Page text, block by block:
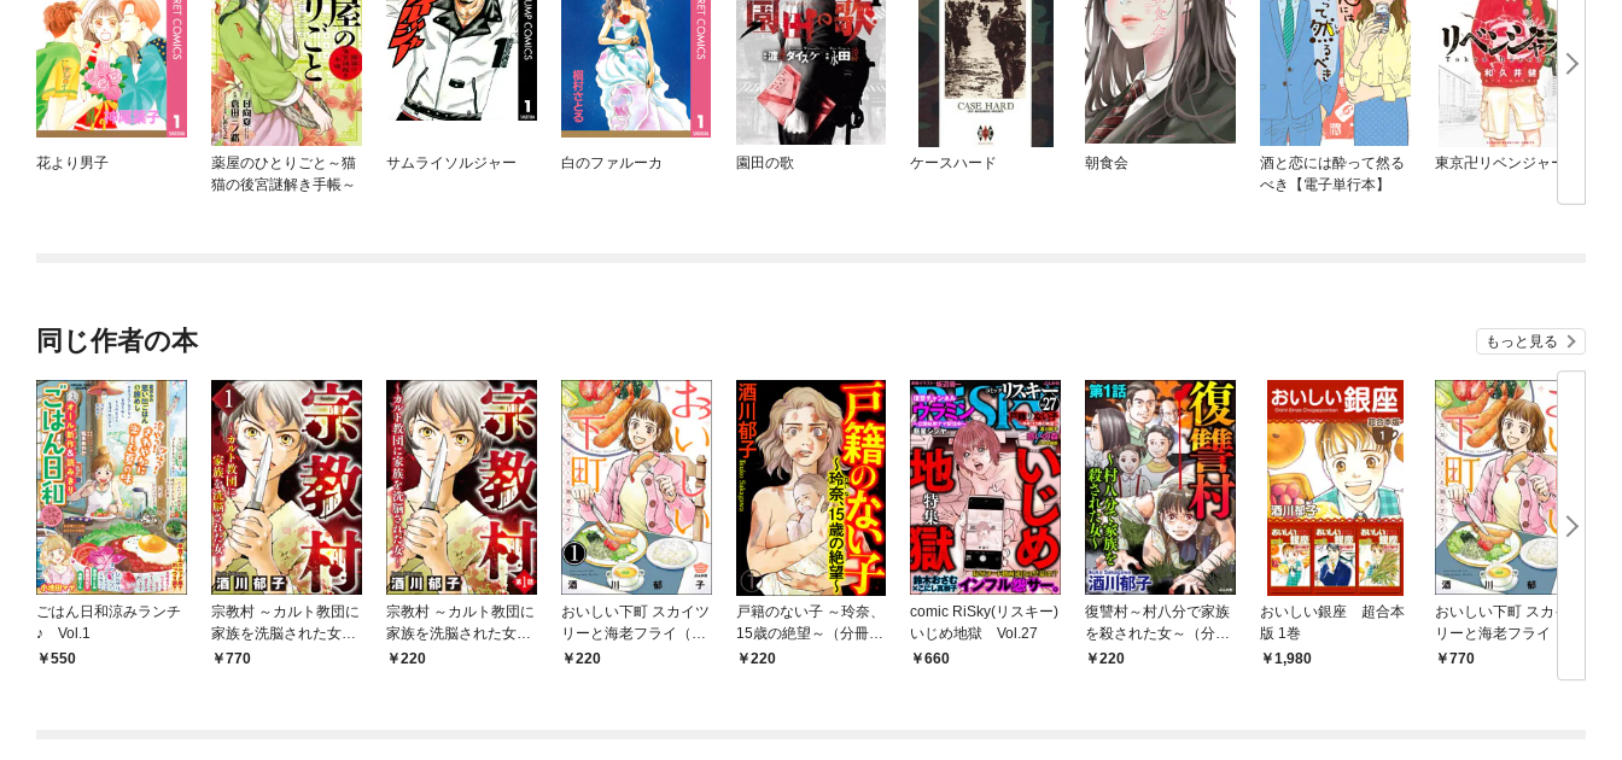
花より男子
薬屋のひとりごと～猫
猫の後宮謎解き手帳～
サムライソルジャー 白のファルーカ 園田の歌 ケースハード 朝食会
酒と恋には酔って然る
べき【電子単行本】
東京卍リベンジャーズ
同じ作者の本 もっと見る
ごはん日和涼みランチ
♪ Vol.1
550
宗教村 ～カルト教団に
家族を洗脳された女
～ （1）
770
宗教村 ～カルト教団に
家族を洗脳された女～
（分冊版） 【第1
220
おいしい下町 スカイツ
リーと海老フライ（分
冊版） 【第1話】
220
戸籍のない子 ～玲奈、
15歳の絶望～（分冊
版） 【第1話】
220
comic RiSky(リスキー)
いじめ地獄 Vol.27
660
復讐村～村八分で家族
を殺された女～（分冊
版） 【第1話】
220
おいしい銀座 超合本
版 1巻
1,980
おいしい下町 スカイツ
リーと海老フライ
770